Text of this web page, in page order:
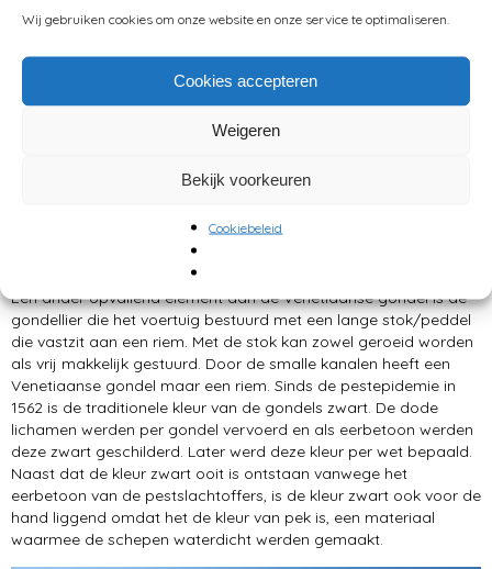
Wij gebruiken cookies om onze website en onze service te optimaliseren.
Cookies accepteren
Weigeren
Bekijk voorkeuren
Cookiebeleid
verbonden met Venetië. De geschiedenis van de gondel begint
stichtten op de huidige lagune. Hier waren ze goed
afgeschermd tegen de barbaren. Om zeer makkelijk te kunnen
voortbewegen bleek een lichte en smalle boot ideaal in deze
omstandigheden. Dit voertuig wordt gezien als de voorloper van
Tegenwoordig moeten gondel aan heel wat bouwregels voldoen
gondel een lengte van elf meter en weegt deze ongeveer 600
Een ander opvallend element aan de Venetiaanse gondel is de
gondellier die het voertuig bestuurd met een lange stok/peddel
die vastzit aan een riem. Met de stok kan zowel geroeid worden
als vrij makkelijk gestuurd. Door de smalle kanalen heeft een
Venetiaanse gondel maar een riem. Sinds de pestepidemie in
1562 is de traditionele kleur van de gondels zwart. De dode
lichamen werden per gondel vervoerd en als eerbetoon werden
deze zwart geschilderd. Later werd deze kleur per wet bepaald.
Naast dat de kleur zwart ooit is ontstaan vanwege het
eerbetoon van de pestslachtoffers, is de kleur zwart ook voor de
hand liggend omdat het de kleur van pek is, een materiaal
waarmee de schepen waterdicht werden gemaakt.